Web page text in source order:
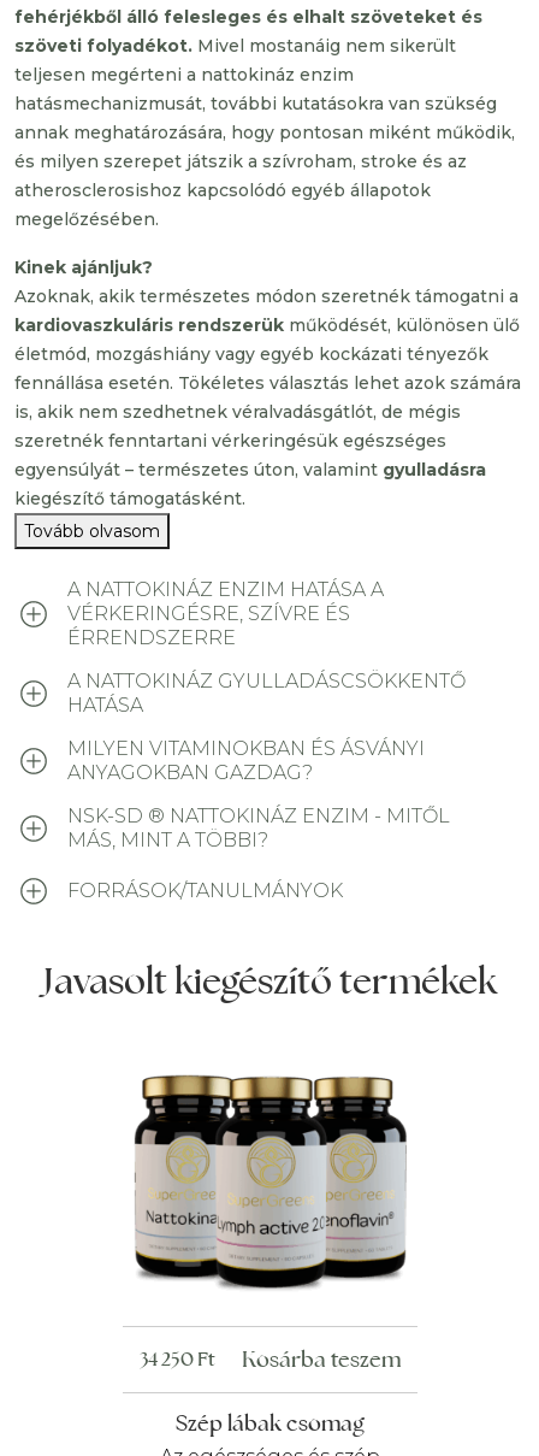
fehérjékből álló felesleges és elhalt szöveteket és
szöveti folyadékot. Mivel mostanáig nem sikerült
teljesen megérteni a nattokináz enzim
hatásmechanizmusát, további kutatásokra van szükség
annak meghatározására, hogy pontosan miként működik,
és milyen szerepet játszik a szívroham, stroke és az
atherosclerosishoz kapcsolódó egyéb állapotok
megelőzésében.
Kinek ajánljuk?
Azoknak, akik természetes módon szeretnék támogatni a
kardiovaszkuláris rendszerük működését, különösen ülő
életmód, mozgáshiány vagy egyéb kockázati tényezők
fennállása esetén. Tökéletes választás lehet azok számára
is, akik nem szedhetnek véralvadásgátlót, de mégis
szeretnék fenntartani vérkeringésük egészséges
egyensúlyát – természetes úton, valamint gyulladásra
kiegészítő támogatásként.
Tovább olvasom
A NATTOKINÁZ ENZIM HATÁSA A
VÉRKERINGÉSRE, SZÍVRE ÉS
ÉRRENDSZERRE
A NATTOKINÁZ GYULLADÁSCSÖKKENTŐ
HATÁSA
MILYEN VITAMINOKBAN ÉS ÁSVÁNYI
ANYAGOKBAN GAZDAG?
NSK-SD ® NATTOKINÁZ ENZIM - MITŐL
MÁS, MINT A TÖBBI?
FORRÁSOK/TANULMÁNYOK
Javasolt kiegészítő termékek
Szép lábak csomag
34 250Ft Kosárba teszem